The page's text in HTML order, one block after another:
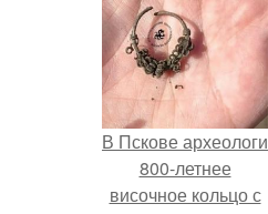
В Пскове археологи
800-летнее
височное кольцо с